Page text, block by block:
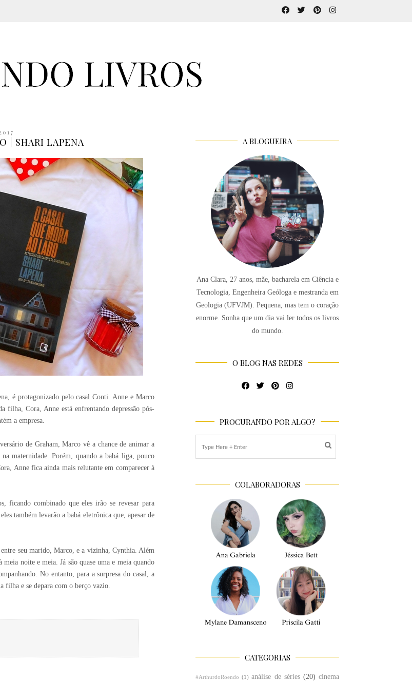
| SHARI LAPENA
é protagonizado pelo casal Conti. Anne e Marco
filha, Cora, Anne está enfrentando depressão pós-
a empresa.
de Graham, Marco vê a chance de animar a
maternidade. Porém, quando a babá liga, pouco
Anne fica ainda mais relutante em comparecer à
ficando combinado que eles irão se revesar para
também levarão a babá eletrônica que, apesar de
seu marido, Marco, e a vizinha, Cynthia. Além
noite e meia. Já são quase uma e meia quando
No entanto, para a surpresa do casal, a
filha e se depara com o berço vazio.
A BLOGUEIRA
Ana Clara, 27 anos, mãe, bacharela em Ciência e
Tecnologia, Engenheira Geóloga e mestranda em
Geologia (UFVJM). Pequena, mas tem o coração
enorme. Sonha que um dia vai ler todos os livros
do mundo.
O BLOG NAS REDES
PROCURANDO POR ALGO?
COLABORADORAS
CATEGORIAS
#ArthurdoRoendo (1) análise de séries (20) cinema